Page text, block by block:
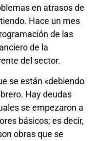
en atrasos de
Hace un mes
de las
de la
del sector.
se están «debiendo
Hay deudas
se empezaron a
básicos; es decir,
obras que se